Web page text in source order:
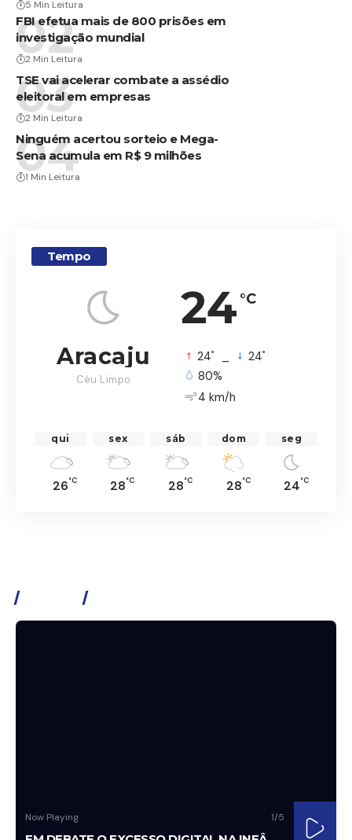
5 Min Leitura
FBI efetua mais de 800 prisões em
investigação mundial
2 Min Leitura
TSE vai acelerar combate a assédio
eleitoral em empresas
2 Min Leitura
Ninguém acertou sorteio e Mega-
Sena acumula em R$ 9 milhões
1 Min Leitura
Tempo
24 °C
Aracaju
Céu Limpo
24° 24°
80%
4 km/h
qui
26°C
sex
28°C
sáb
28°C
dom
28°C
seg
24°C
Now Playing 1/5